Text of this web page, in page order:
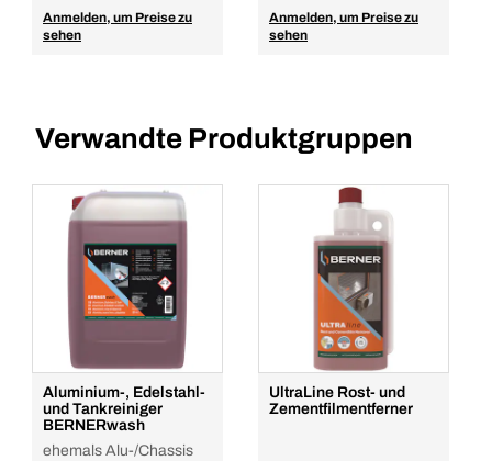
Anmelden, um Preise zu
sehen
Anmelden, um Preise zu
sehen
Verwandte Produktgruppen
Aluminium-, Edelstahl-
und Tankreiniger
BERNERwash
ehemals Alu-/Chassis
UltraLine Rost- und
Zementfilmentferner